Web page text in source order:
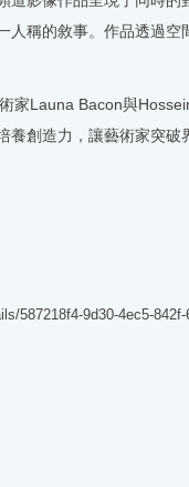
稱的敘事。作品透過
家Launa Bacon與
創造力，讓藝術家突
587218f4-9d30-4ec5-